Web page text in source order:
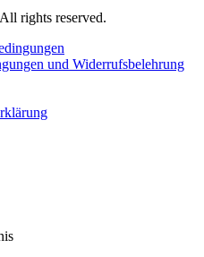
rights reserved.
und Widerrufsbelehrung